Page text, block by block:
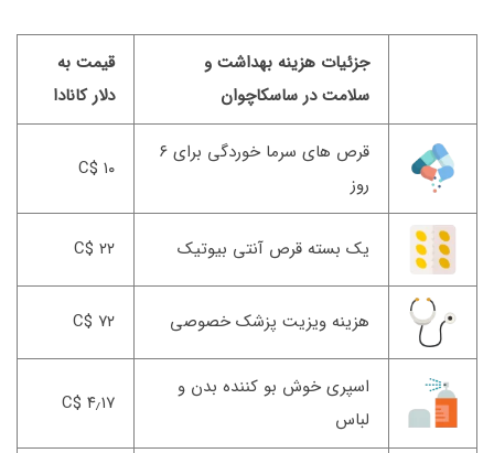
جزئیات هزینه بهداشت و
سلامت در ساسکاچوان
قیمت به
دلار کانادا
قرص های سرما خوردگی برای ۶
روز
۱۰ $C
یک بسته قرص آنتی بیوتیک ۲۲ $C
هزینه ویزیت پزشک خصوصی ۷۲ $C
اسپری خوش بو کننده بدن و
لباس
۴٫۱۷ $C